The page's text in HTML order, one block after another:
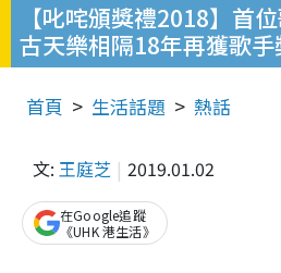
【叱咤頒獎禮2018】首
古天樂相隔18年再獲歌手
首頁 生活話題 熱話
文: 王庭芝 2019.01.02
在Google追蹤
《UHK 港生活》